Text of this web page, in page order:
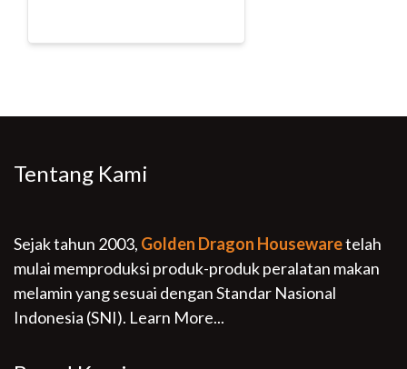
Tentang Kami
Sejak tahun 2003, Golden Dragon Housewaretelah
mulai memproduksi produk-produk peralatan makan
melamin yang sesuai dengan Standar Nasional
Indonesia (SNI). Learn More...